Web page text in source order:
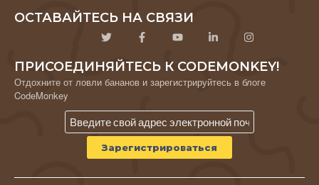
ОСТАВАЙТЕСЬ НА СВЯЗИ
ПРИСОЕДИНЯЙТЕСЬ К CODEMONKEY!
Отдохните от ловли бананов и зарегистрируйтесь в блоге
CodeMonkey